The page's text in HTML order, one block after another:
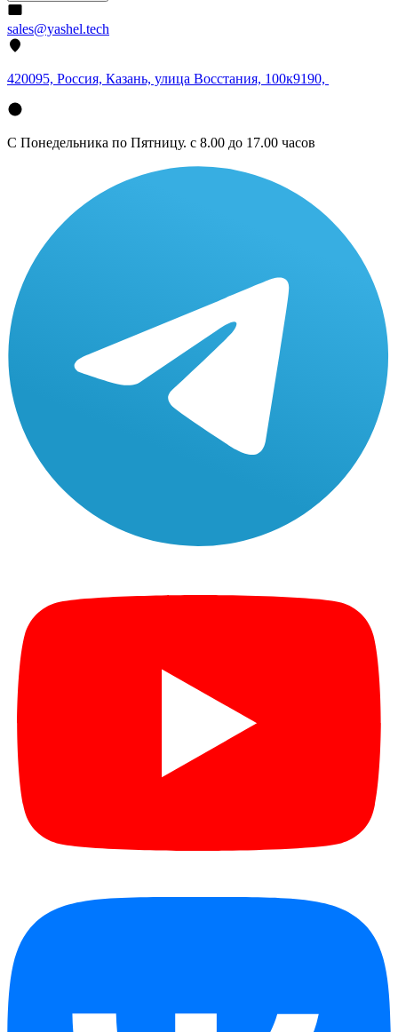
sales@yashel.tech
420095, Россия, Казань, улица Восстания, 100к9190,
С Понедельника по Пятницу. с 8.00 до 17.00 часов